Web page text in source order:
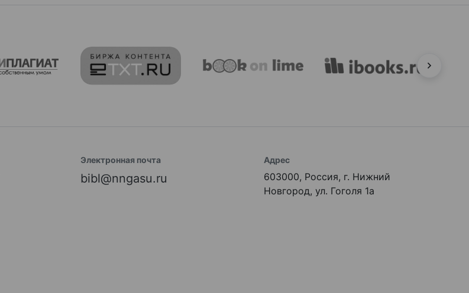
Электронная почта
bibl@nngasu.ru
Адрес
603000, Россия, г. Нижний
Новгород, ул. Гоголя 1а